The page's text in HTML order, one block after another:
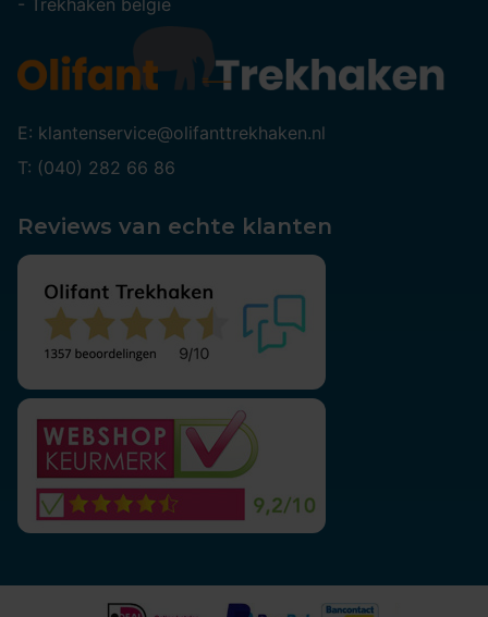
- Trekhaken belgie
E: klantenservice@olifanttrekhaken.nl
T: (040) 282 66 86
Reviews van echte klanten